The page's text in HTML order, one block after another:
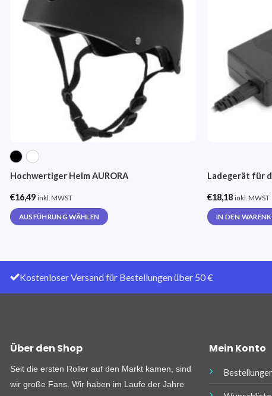
Hochwertiger Helm AURORA
€16,49 inkl. MWST
AUSFÜHRUNG WÄHLEN
has
multiple
be
chosen
on
the
Ladegerät für
€18,18 inkl. MWST
IN DEN
Kostenloser Versand für Bestellungen über 50 €
Über den Shop
Seit die ersten Roller auf den Markt kamen, sind
wir große Fans. Wir haben im Laufe der Jahre
Mein Konto